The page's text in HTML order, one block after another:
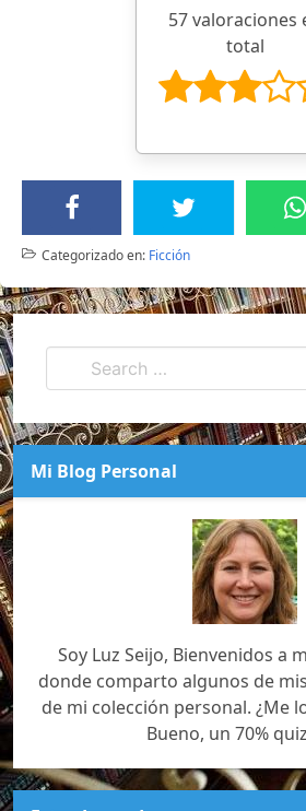
57 valoraciones
total
Categorizado en: Ficción
Mi Blog Personal
Soy Luz Seijo, Bienvenidos a
donde comparto algunos de
de mi colección personal. ¿Me
Bueno, un 70%